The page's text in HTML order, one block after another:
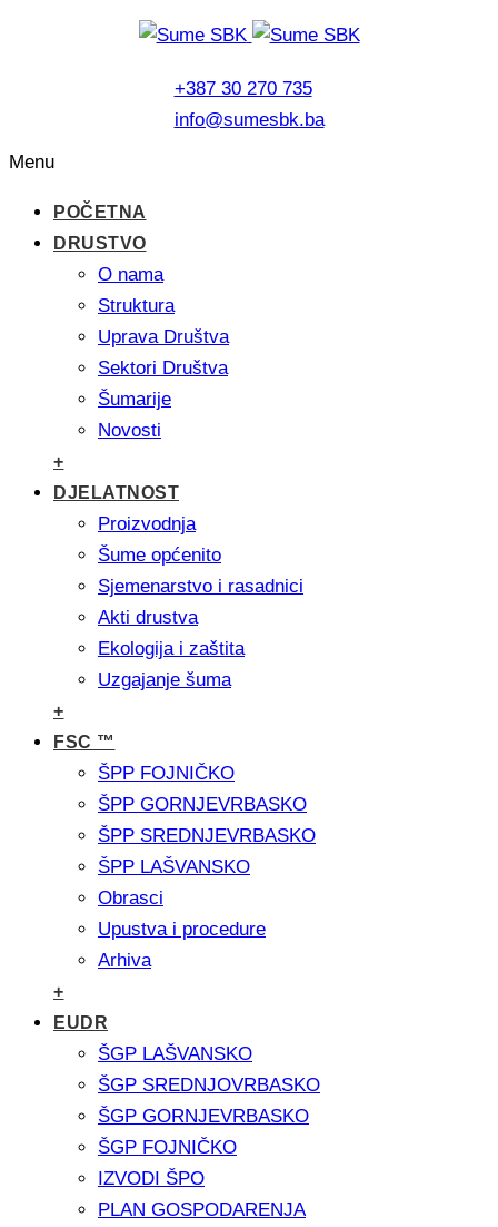
+387 30 270 735
info@sumesbk.ba
Menu
POČETNA
DRUSTVO
O nama
Struktura
Uprava Društva
Sektori Društva
Šumarije
Novosti
+
DJELATNOST
Proizvodnja
Šume općenito
Sjemenarstvo i rasadnici
Akti drustva
Ekologija i zaštita
Uzgajanje šuma
+
FSC ™
ŠPP FOJNIČKO
ŠPP GORNJEVRBASKO
ŠPP SREDNJEVRBASKO
ŠPP LAŠVANSKO
Obrasci
Upustva i procedure
Arhiva
+
EUDR
ŠGP LAŠVANSKO
ŠGP SREDNJOVRBASKO
ŠGP GORNJEVRBASKO
ŠGP FOJNIČKO
IZVODI ŠPO
PLAN GOSPODARENJA